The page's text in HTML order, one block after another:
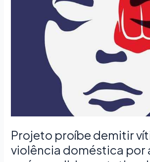
Projeto proíbe demitir
violência doméstica por
doméstica
após
medida
protetiva
de